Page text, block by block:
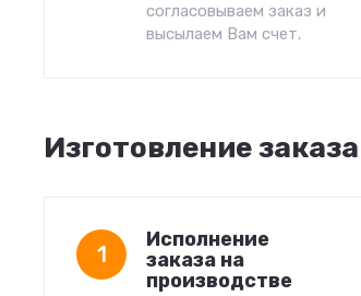
согласовываем заказ и
высылаем Вам счет.
Изготовление заказа
1
Исполнение
заказа на
производстве